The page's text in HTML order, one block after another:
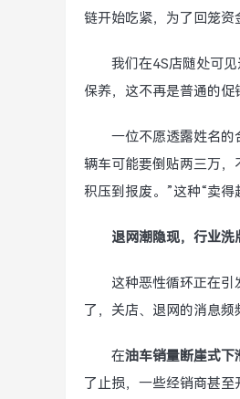
链开始吃紧，为了回笼
我们在4S店随处可
保养，这不再是普通的促
一位不愿透露姓名的
辆车可能要倒贴两三万
积压到报废。”这种“卖得
退网潮隐现，行业洗
这种恶性循环正在
了，关店、退网的消息频
在油车销量断崖式下
了止损，一些经销商甚至